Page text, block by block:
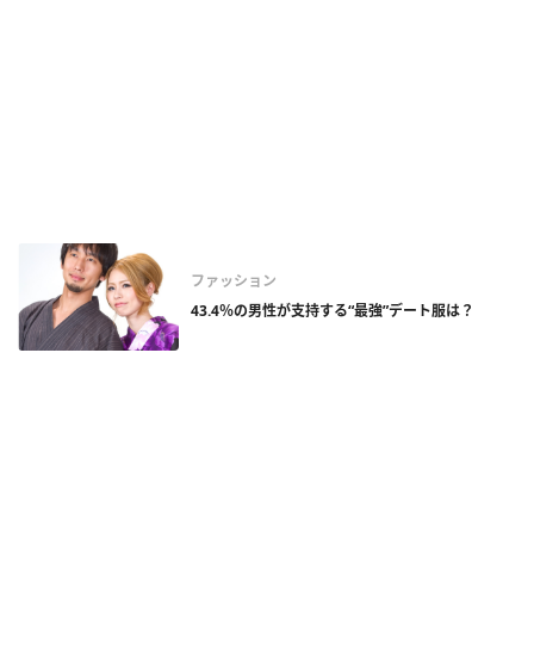
ファッション
43.4％の男性が支持する“最強”デート服は？